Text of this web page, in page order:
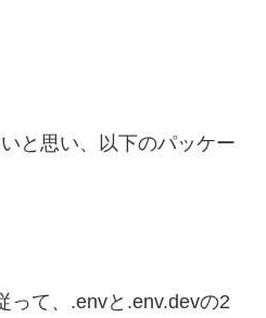
と思い、以下のパッケー
って、.envと.env.devの2